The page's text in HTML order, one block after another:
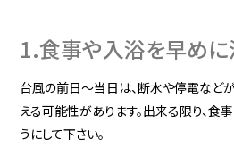
1.食事や入浴を早めに
台風の前日〜当日は、断水や停電などが
える可能性があります。出来る限り、食
うにして下さい。